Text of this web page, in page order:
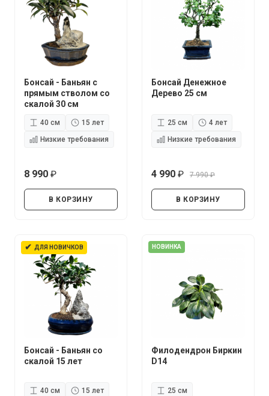
Бонсай - Баньян с
прямым стволом со
скалой 30 см
40 см
15 лет
Низкие требования
8 990
В КОРЗИНУ
Бонсай Денежное
Дерево 25 см
25 см
4 лет
Низкие требования
4 990
7 990
В КОРЗИНУ
✔ ДЛЯ НОВИЧКОВ
Бонсай - Баньян со
скалой 15 лет
40 см
15 лет
НОВИНКА
Филодендрон Биркин
D14
25 см